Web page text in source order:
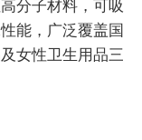
分子材料，可吸
能，广泛覆盖国
女性卫生用品三